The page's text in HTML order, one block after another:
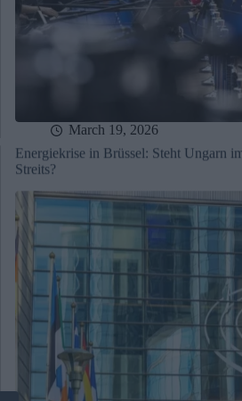
March 19, 2026
Energiekrise in Brüssel: Steht Ungarn
Streits?